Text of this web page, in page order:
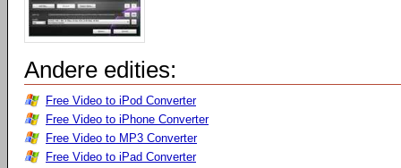
Andere edities:
Free Video to iPod Converter
Free Video to iPhone Converter
Free Video to MP3 Converter
Free Video to iPad Converter